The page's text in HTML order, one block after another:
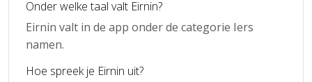
Onder welke taal valt Eirnin?
Eirnin valt in de app onder de categorie Iers
namen.
Hoe spreek je Eirnin uit?